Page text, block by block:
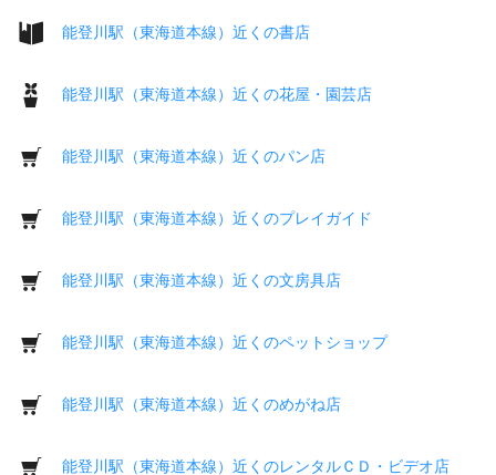
能登川駅（東海道本線）近くの書店
能登川駅（東海道本線）近くの花屋・園芸店
能登川駅（東海道本線）近くのパン店
能登川駅（東海道本線）近くのプレイガイド
能登川駅（東海道本線）近くの文房具店
能登川駅（東海道本線）近くのペットショップ
能登川駅（東海道本線）近くのめがね店
能登川駅（東海道本線）近くのレンタルＣＤ・ビデオ店